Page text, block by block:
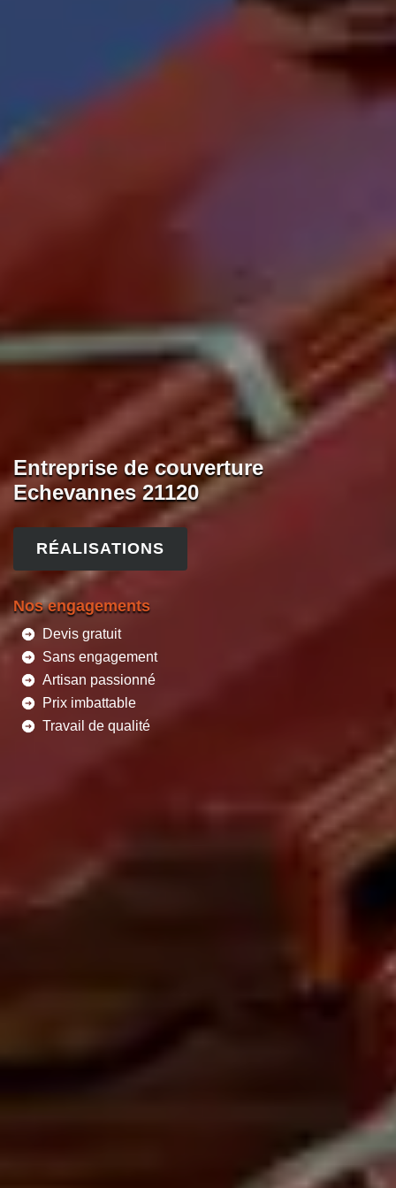
Entreprise de couverture
Echevannes 21120
RÉALISATIONS
Nos engagements
Devis gratuit
Sans engagement
Artisan passionné
Prix imbattable
Travail de qualité